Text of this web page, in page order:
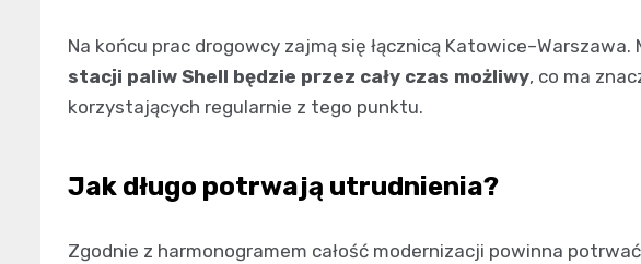
Na końcu prac drogowcy zajmą się łącznicą Katowice–Warszawa.
stacji paliw Shell będzie przez cały czas możliwy, co ma
korzystających regularnie z tego punktu.
Jak długo potrwają utrudnienia?
Zgodnie z harmonogramem całość modernizacji powinna